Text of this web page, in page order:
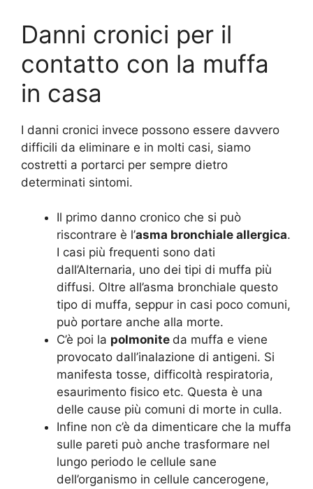
Danni cronici per il
contatto con la muffa
in casa
I danni cronici invece possono essere davvero
difficili da eliminare e in molti casi, siamo
costretti a portarci per sempre dietro
determinati sintomi.
Il primo danno cronico che si può
riscontrare è l’asma bronchiale allergica.
I casi più frequenti sono dati
dall’Alternaria, uno dei tipi di muffa più
diffusi. Oltre all’asma bronchiale questo
tipo di muffa, seppur in casi poco comuni,
può portare anche alla morte.
C’è poi la polmonite da muffa e viene
provocato dall’inalazione di antigeni. Si
manifesta tosse, difficoltà respiratoria,
esaurimento fisico etc. Questa è una
delle cause più comuni di morte in culla.
Infine non c’è da dimenticare che la muffa
sulle pareti può anche trasformare nel
lungo periodo le cellule sane
dell’organismo in cellule cancerogene,